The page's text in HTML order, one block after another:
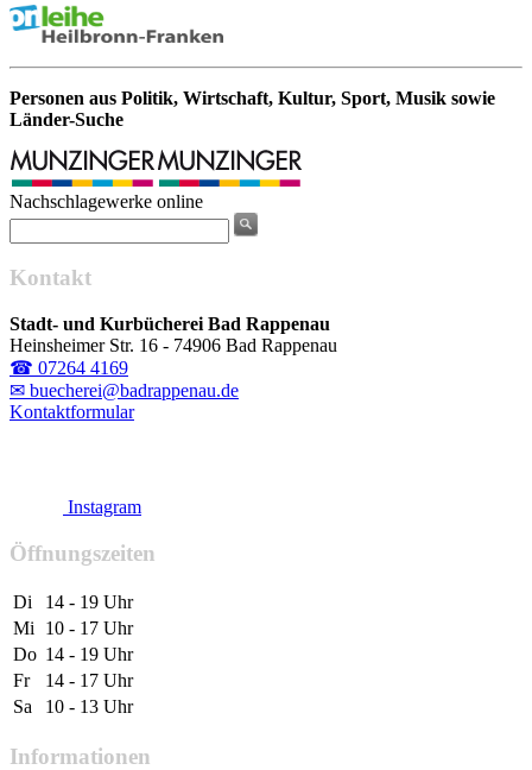
Personen aus Politik, Wirtschaft, Kultur, Sport, Musik sowie
Länder-Suche
Nachschlagewerke online
Kontakt
Stadt- und Kurbücherei Bad Rappenau
Heinsheimer Str. 16 - 74906 Bad Rappenau
☎ 07264 4169
✉ buecherei@badrappenau.de
Kontaktformular
Instagram
Öffnungszeiten
Di
14 - 19 Uhr
Mi
10 - 17 Uhr
Do 14 - 19 Uhr
Fr
14 - 17 Uhr
Sa
10 - 13 Uhr
Informationen